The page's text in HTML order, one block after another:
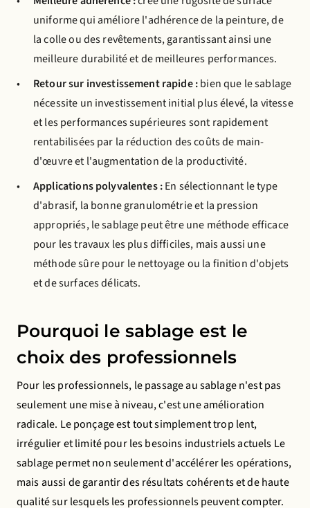
uniforme qui améliore l'adhérence de la peinture, de
la colle ou des revêtements, garantissant ainsi une
meilleure durabilité et de meilleures performances.
Retour sur investissement rapide :bien que le sablage
nécessite un investissement initial plus élevé, la vitesse
et les performances supérieures sont rapidement
rentabilisées par la réduction des coûts de main-
d'œuvre et l'augmentation de la productivité.
Applications polyvalentes :En sélectionnant le type
d'abrasif, la bonne granulométrie et la pression
appropriés, le sablage peut être une méthode efficace
pour les travaux les plus difficiles, mais aussi une
méthode sûre pour le nettoyage ou la finition d'objets
et de surfaces délicats.
Pourquoi le sablage est le
choix des professionnels
Pour les professionnels, le passage au sablage n'est pas
seulement une mise à niveau, c'est une amélioration
radicale. Le ponçage est tout simplement trop lent,
irrégulier et limité pour les besoins industriels actuels Le
sablage permet non seulement d'accélérer les opérations,
mais aussi de garantir des résultats cohérents et de haute
qualité sur lesquels les professionnels peuvent compter.